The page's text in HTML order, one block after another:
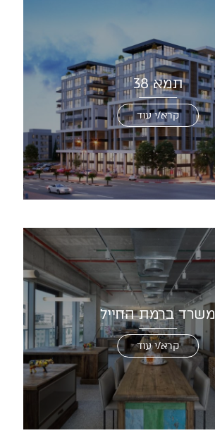
תמא 38
קרא/י עוד
משרד ברמת החייל
קרא/י עוד